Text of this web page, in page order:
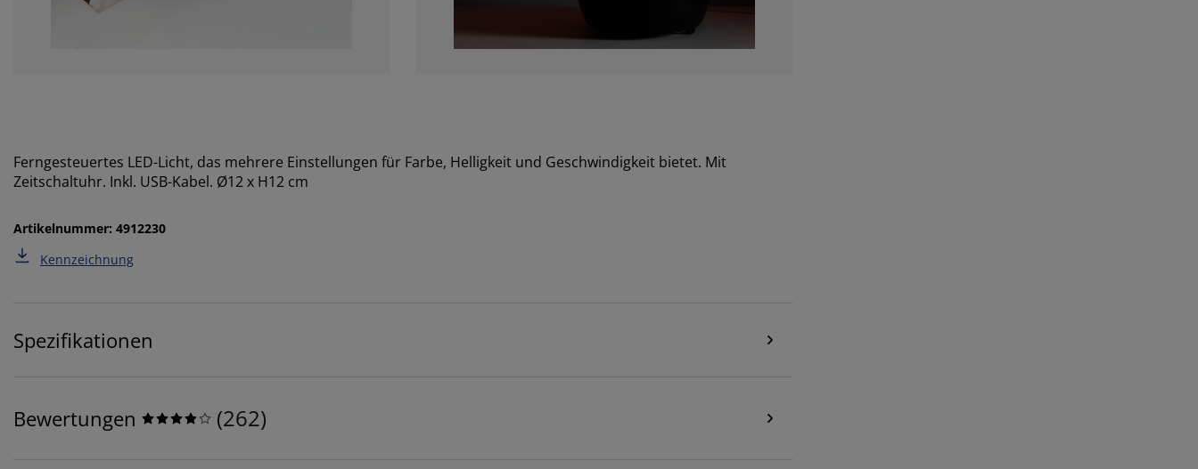
Ferngesteuertes LED-Licht, das mehrere Einstellungen für Farbe, Helligkeit und Geschwindigkeit bietet. Mit
Zeitschaltuhr. Inkl. USB-Kabel. Ø12 x H12 cm
Artikelnummer: 4912230
Kennzeichnung
Spezifikationen
Bewertungen (262)